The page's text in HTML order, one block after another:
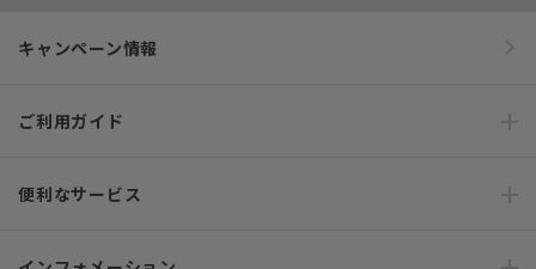
キャンペーン情報
ご利用ガイド
便利なサービス